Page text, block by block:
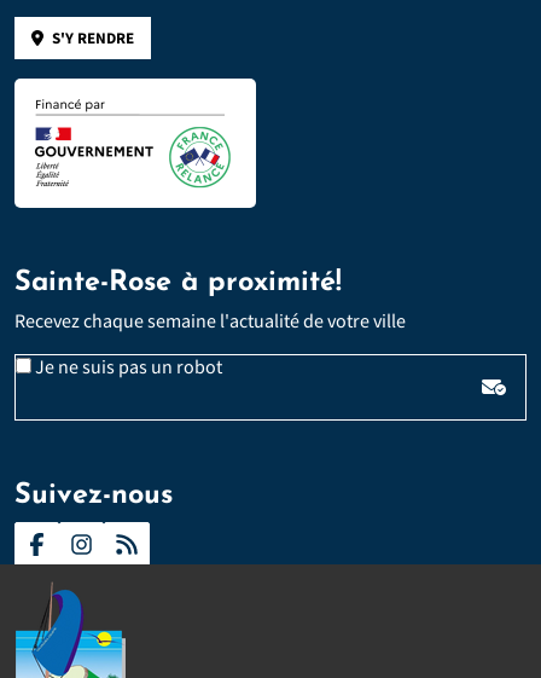
S'Y RENDRE
Sainte-Rose à proximité!
Recevez chaque semaine l'actualité de votre ville
Je ne suis pas un robotVeuillez laisser ce champ vide :
Email
Suivez-nous